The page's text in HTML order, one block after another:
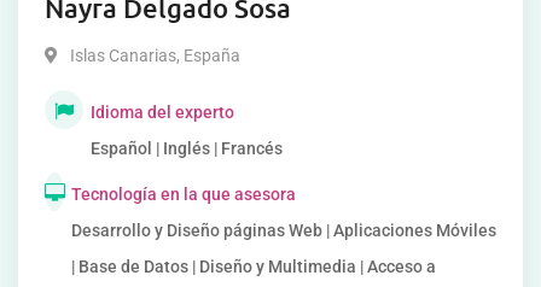
Nayra Delgado Sosa
Islas Canarias, España
Idioma del experto
Español | Inglés | Francés
Tecnología en la que asesora
Desarrollo y Diseño páginas Web | Aplicaciones Móviles
| Base de Datos | Diseño y Multimedia | Acceso a